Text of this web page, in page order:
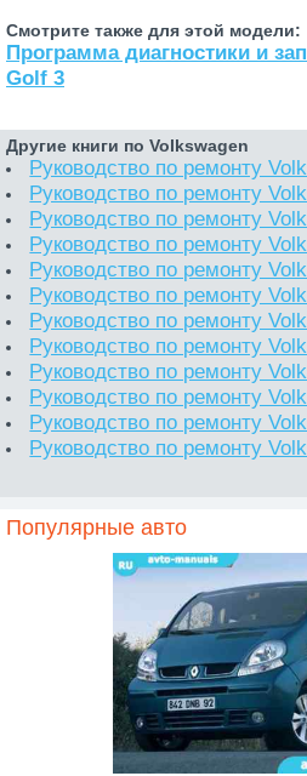
Смотрите также для этой модели:
Программа диагностики и
Golf 3
Другие книги по Volkswagen
Руководство по ремонту
Руководство по ремонту
Руководство по ремонту
Руководство по ремонту
Руководство по ремонту
Руководство по ремонту
Руководство по ремонту
Руководство по ремонту
Руководство по ремонту
Руководство по ремонту
Руководство по ремонту
Руководство по ремонту
Популярные авто